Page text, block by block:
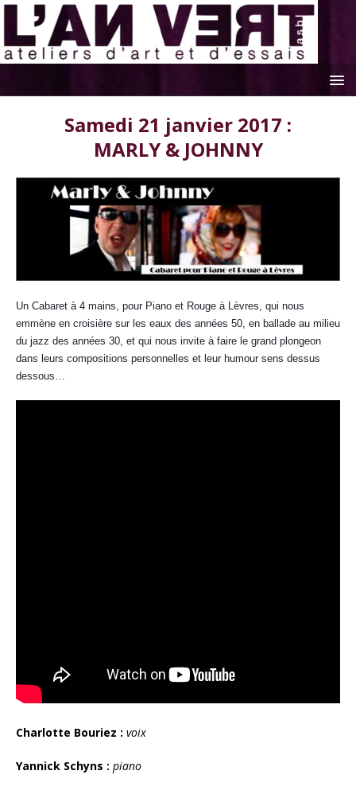
Samedi 21 janvier 2017 :
MARLY & JOHNNY
Un Cabaret à 4 mains, pour Piano et Rouge à Lèvres, qui nous
emmène en croisière sur les eaux des années 50, en ballade au milieu
du jazz des années 30, et qui nous invite à faire le grand plongeon
dans leurs compositions personnelles et leur humour sens dessus
dessous…
Charlotte Bouriez : voix
Yannick Schyns : piano